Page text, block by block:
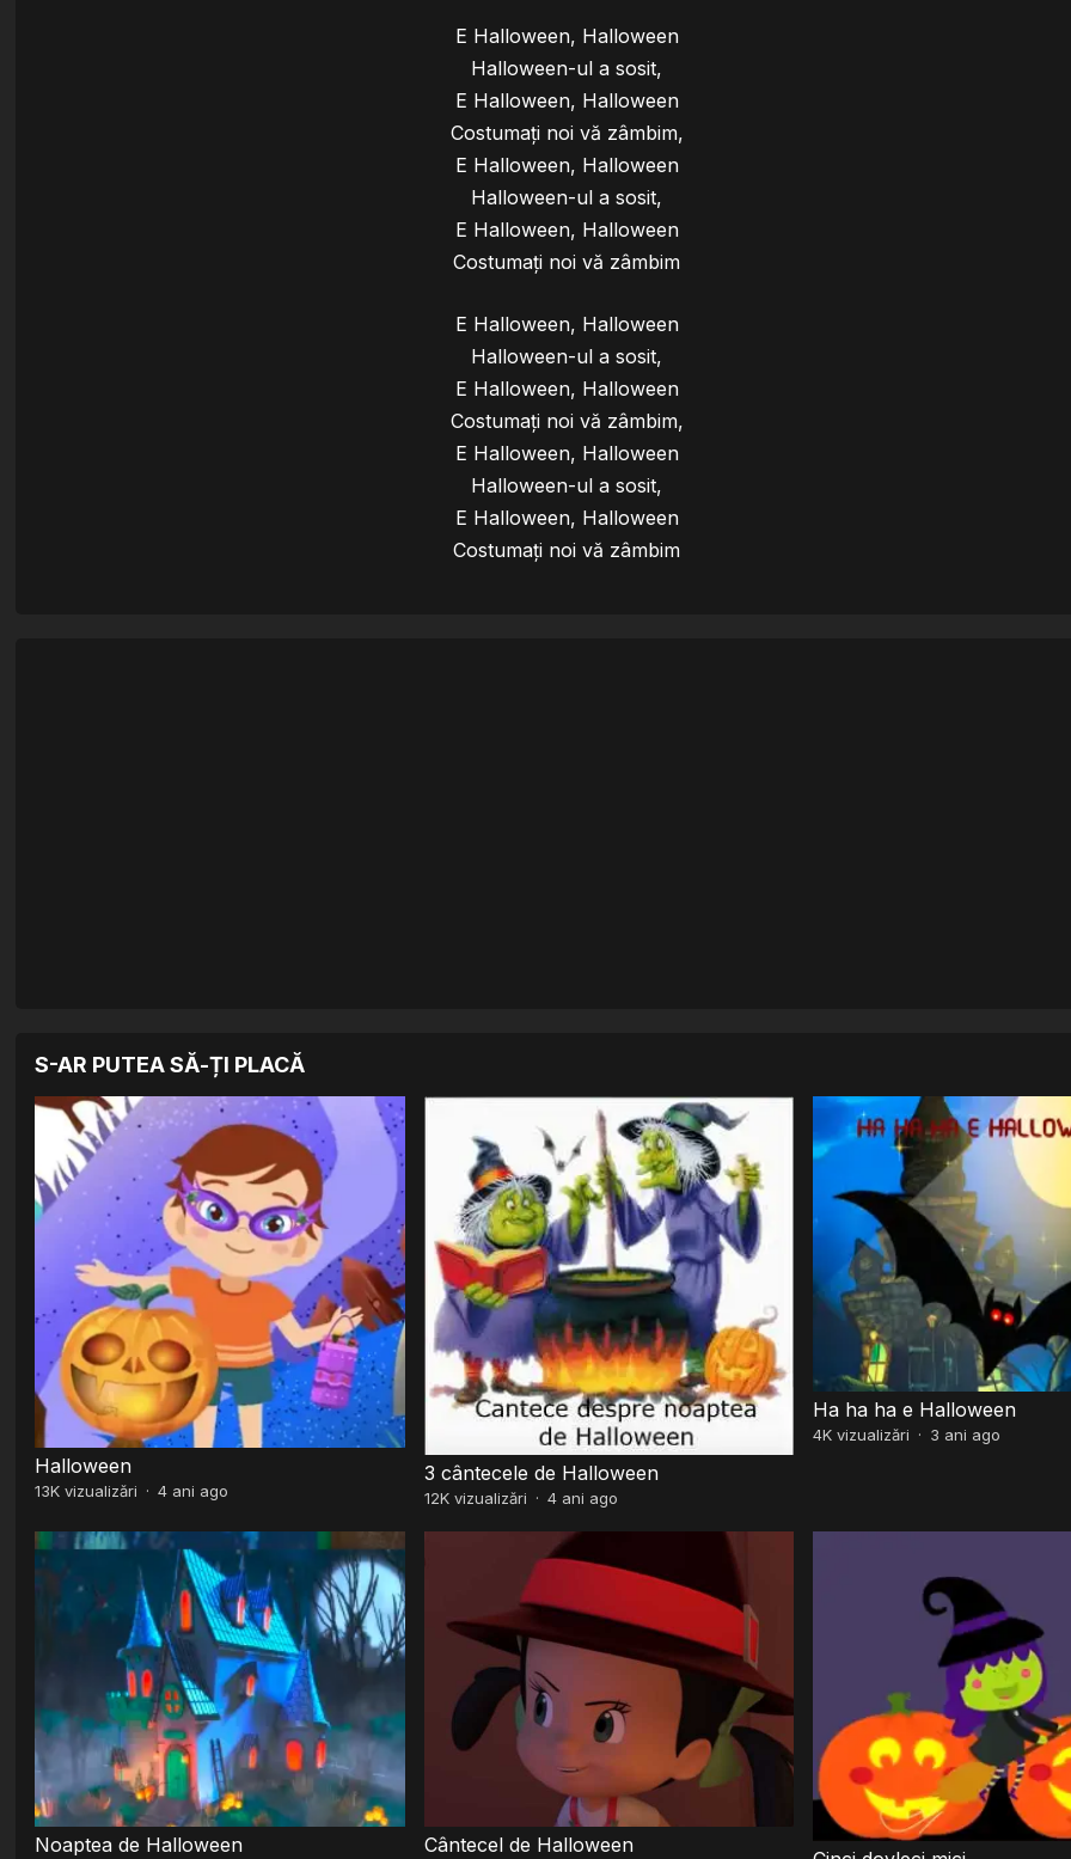
E Halloween, Halloween
Halloween-ul a sosit,
E Halloween, Halloween
Costumați noi vă zâmbim,
E Halloween, Halloween
Halloween-ul a sosit,
E Halloween, Halloween
Costumați noi vă zâmbim
E Halloween, Halloween
Halloween-ul a sosit,
E Halloween, Halloween
Costumați noi vă zâmbim,
E Halloween, Halloween
Halloween-ul a sosit,
E Halloween, Halloween
Costumați noi vă zâmbim
S-AR PUTEA SĂ-ȚI PLACĂ
Halloween
13K vizualizări · 4 ani ago
3 cântecele de Halloween
12Kvizualizări · 4 ani ago
Ha ha ha e Halloween
4Kvizualizări · 3 ani ago
Noaptea de Halloween Cântecel de Halloween